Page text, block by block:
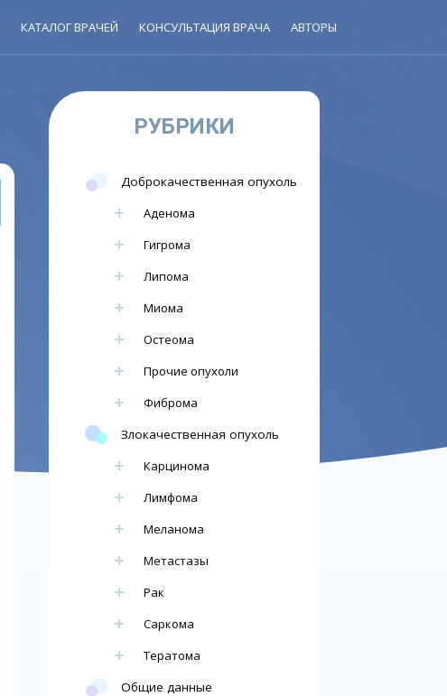
КАТАЛОГ ВРАЧЕЙ КОНСУЛЬТАЦИЯ ВРАЧА АВТОРЫ
РУБРИКИ
Доброкачественная опухоль
Аденома
Гигрома
Липома
Миома
Остеома
Прочие опухоли
Фиброма
Злокачественная опухоль
Карцинома
Лимфома
Меланома
Метастазы
Рак
Саркома
Тератома
Общие данные